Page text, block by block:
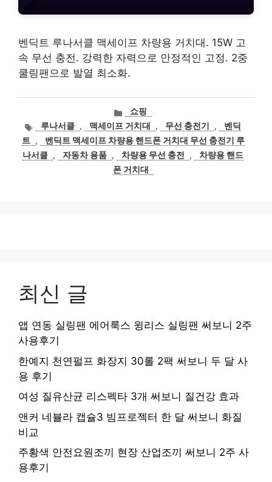
벤딕트 루나서클 맥세이프 차량용 거치대. 15W 고
속 무선 충전. 강력한 자력으로 안정적인 고정. 2중
쿨링팬으로 발열 최소화.
카
테
고
리
쇼핑
태루나서클 , 맥세이프 거치대 , 무선 충전기 ,
벤딕
트 ,
벤딕트 맥세이프 차량용 핸드폰 거치대 무선 충전기 루
나서클 , 자동차 용품 , 차량용 무선 충전 ,
차량용 핸드
폰 거치대
최신 글
앱 연동 실링팬 에어룩스 윙리스 실링팬 써보니 2주
사용후기
한예지 천연펄프 화장지 30롤 2팩 써보니 두 달 사
용 후기
여성 질유산균 리스펙타 3개 써보니 질건강 효과
앤커 네뷸라 캡슐3 빔프로젝터 한 달 써보니 화질
비교
주황색 안전요원조끼 현장 산업조끼 써보니 2주 사
용후기